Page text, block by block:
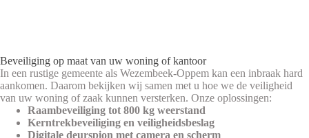
Beveiliging op maat van uw woning of kantoor
In een rustige gemeente als Wezembeek-Oppem kan een inbraak hard
aankomen. Daarom bekijken wij samen met u hoe we de veiligheid
van uw woning of zaak kunnen versterken. Onze oplossingen:
Raambeveiliging tot 800 kg weerstand
Kerntrekbeveiliging en veiligheidsbeslag
Digitale deurspion met camera en scherm